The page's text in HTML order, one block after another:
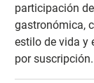
participación
gastronómica,
estilo de vida y
por suscripción.